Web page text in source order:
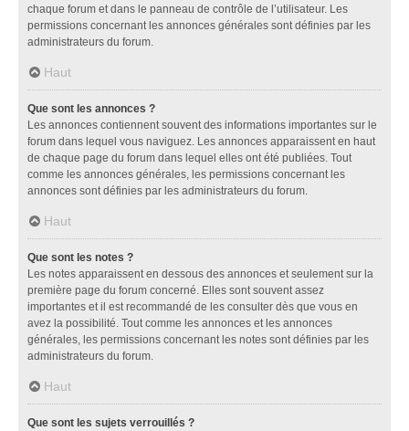
chaque forum et dans le panneau de contrôle de l’utilisateur. Les
permissions concernant les annonces générales sont définies par les
administrateurs du forum.
Haut
Que sont les annonces ?
Les annonces contiennent souvent des informations importantes sur le
forum dans lequel vous naviguez. Les annonces apparaissent en haut
de chaque page du forum dans lequel elles ont été publiées. Tout
comme les annonces générales, les permissions concernant les
annonces sont définies par les administrateurs du forum.
Haut
Que sont les notes ?
Les notes apparaissent en dessous des annonces et seulement sur la
première page du forum concerné. Elles sont souvent assez
importantes et il est recommandé de les consulter dès que vous en
avez la possibilité. Tout comme les annonces et les annonces
générales, les permissions concernant les notes sont définies par les
administrateurs du forum.
Haut
Que sont les sujets verrouillés ?